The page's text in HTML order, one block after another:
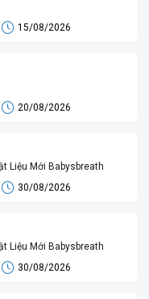
15/08/2026
20/08/2026
Liệu Mới Babysbreath
30/08/2026
Liệu Mới Babysbreath
30/08/2026